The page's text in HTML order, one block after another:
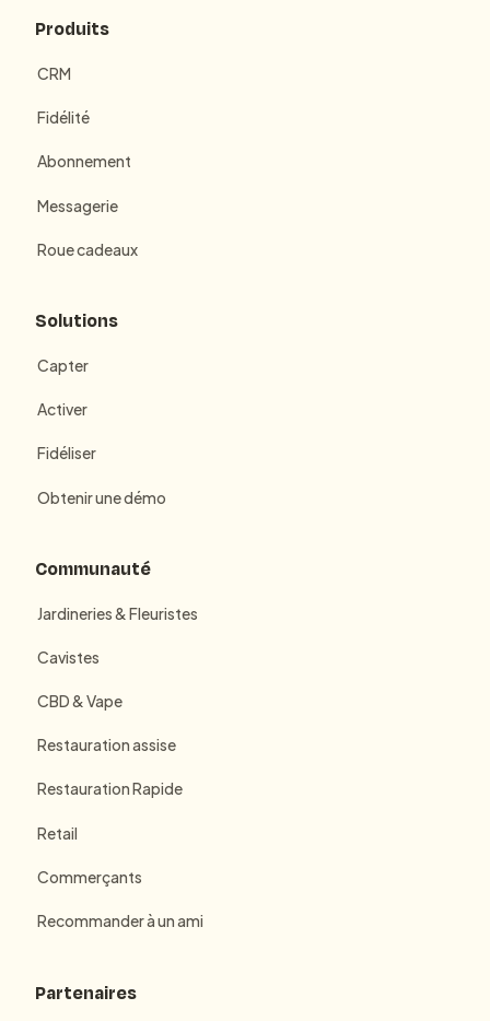
Produits
CRM
Fidélité
Abonnement
Messagerie
Roue cadeaux
Solutions
Capter
Activer
Fidéliser
Obtenir une démo
Communauté
Jardineries & Fleuristes
Cavistes
CBD & Vape
Restauration assise
Restauration Rapide
Retail
Commerçants
Recommander à un ami
Partenaires